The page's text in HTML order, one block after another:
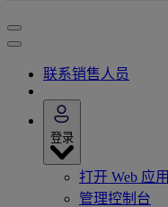
联系销售人员
登录
打开 Web 应用
管理控制台